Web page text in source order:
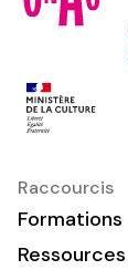
Raccourcis
Formations
Ressources